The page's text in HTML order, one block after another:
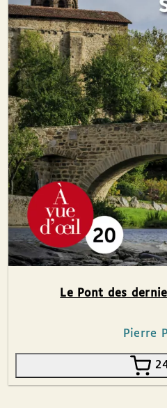
Le Pont des
Pierre